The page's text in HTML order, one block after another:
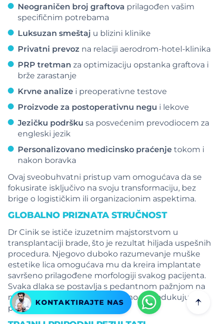
Neograničen broj graftova prilagođen vašim
specifičnim potrebama
Luksuzan smeštaj u blizini klinike
Privatni prevoz na relaciji aerodrom-hotel-klinika
PRP tretman za optimizaciju opstanka graftova i
brže zarastanje
Krvne analize i preoperativne testove
Proizvode za postoperativnu negu i lekove
Jezičku podršku sa posvećenim prevodiocem za
engleski jezik
Personalizovano medicinsko praćenjetokom i
nakon boravka
Ovaj sveobuhvatni pristup vam omogućava da se
fokusirate isključivo na svoju transformaciju, bez
brige o logističkim ili organizacionim aspektima.
GLOBALNO PRIZNATA STRUČNOST
Dr Cinik se ističe izuzetnim majstorstvom u
transplantaciji brade, što je rezultat hiljada uspešnih
procedura. Njegovo duboko razumevanje muške
estetike lica omogućava mu da kreira implantate
savršeno prilagođene morfologiji svakog pacijenta.
Svaka dlaka se postavlja s pedantnom pažnjom na
njen ugao, pravac i dubinu, verno reprodukujući
prirodne obrasce rasta.
KONTAKTIRAJTE NAS